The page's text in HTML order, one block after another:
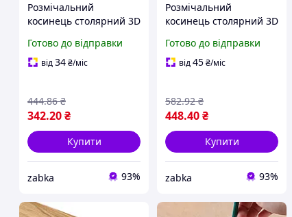
Розмічальний
косинець столярний 3D
косинець / кутомір Red
3958393 zabka
Готово до відправки
від34₴/міс
342.20₴
444.86 ₴
Купити
zabka 93%
Розмічальний
косинець столярний 3D
косинець / кутомір Red
3958393 zabka/sh
Готово до відправки
від45₴/міс
448.40₴
582.92 ₴
Купити
zabka 93%